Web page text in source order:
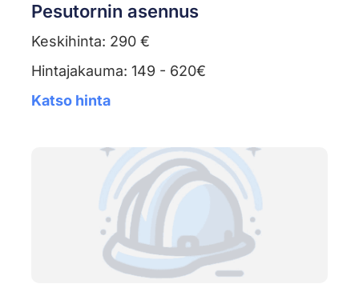
Pesutornin asennus
Keskihinta: 290 €
Hintajakauma: 149 - 620€
Katso hinta